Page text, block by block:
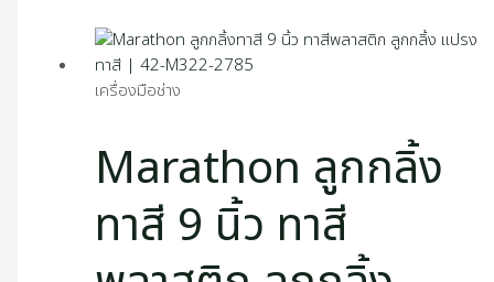
เครื่องมือช่าง
Marathon ลูกกลิ้ง
ทาสี 9 นิ้ว ทาสี